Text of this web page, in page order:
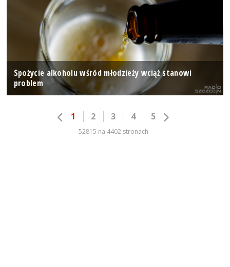
Spożycie alkoholu wśród młodzieży wciąż stanowi
problem
1 2 3 4 5
52815 na 4402 stronach